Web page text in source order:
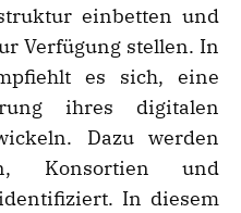
einbetten und
Verfügung stellen. In
es sich, eine
ihres digitalen
Dazu werden
Konsortien und
In diesem